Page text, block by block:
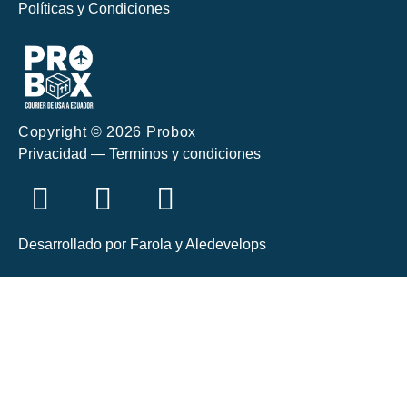
Copyright © 2026 Probox
Privacidad — Terminos y condiciones
Desarrollado por Farola yAledevelops
Políticas y Condiciones